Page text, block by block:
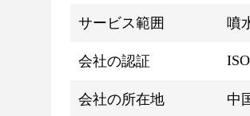
サービス範囲 噴
会社の認証
会社の所在地 中